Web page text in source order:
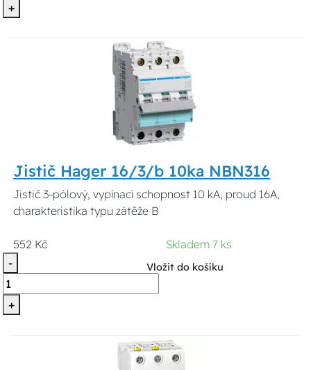
+
Jistič Hager 16/3/b 10ka NBN316
Jistič 3-pólový, vypínací schopnost 10 kA, proud 16A,
charakteristika typu zátěže B
552 Kč
Skladem 7 ks
-
+
Vložit do košíku